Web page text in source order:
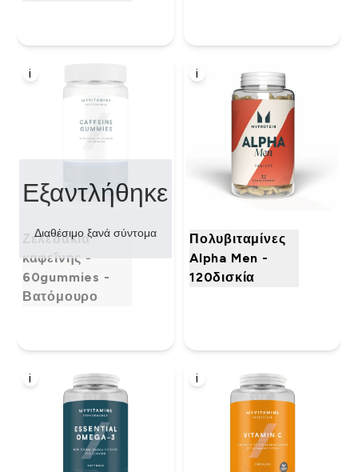
i
Ζελεδάκια
καφεΐνης -
60gummies -
Βατόμουρο
Εξαντλήθηκε
Διαθέσιμο ξανά σύντομα
i
Πολυβιταμίνες
Alpha Men -
120δισκία
i i